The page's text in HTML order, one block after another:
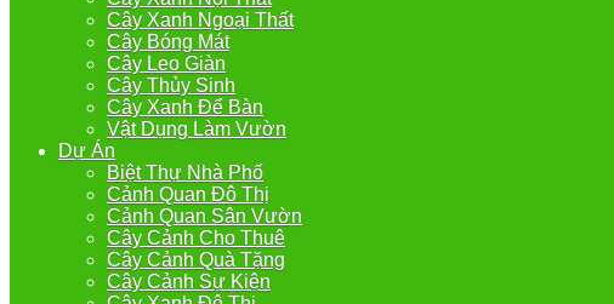
Cây Xanh Ngoại Thất
Cây Bóng Mát
Cây Leo Giàn
Cây Thủy Sinh
Cây Xanh Để Bàn
Vật Dụng Làm Vườn
Dự Án
Biệt Thự Nhà Phố
Cảnh Quan Đô Thị
Cảnh Quan Sân Vườn
Cây Cảnh Cho Thuê
Cây Cảnh Quà Tặng
Cây Cảnh Sự Kiện